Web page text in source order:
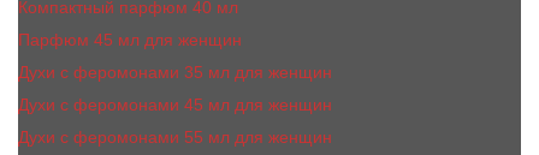
Компактный парфюм 40 мл
Парфюм 45 мл для женщин
Духи с феромонами 35 мл для женщин
Духи с феромонами 45 мл для женщин
Духи с феромонами 55 мл для женщин